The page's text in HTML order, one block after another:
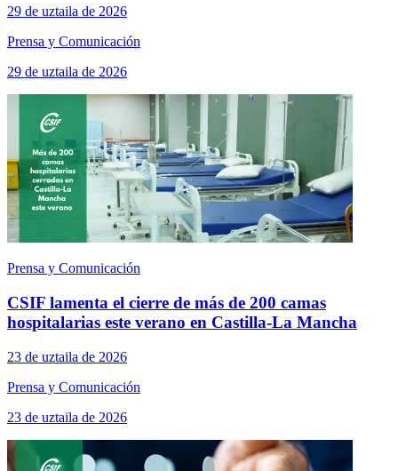
29 de uztaila de 2026
Prensa y Comunicación
29 de uztaila de 2026
Prensa y Comunicación
CSIF lamenta el cierre de más de 200 camas
hospitalarias este verano en Castilla-La Mancha
23 de uztaila de 2026
Prensa y Comunicación
23 de uztaila de 2026